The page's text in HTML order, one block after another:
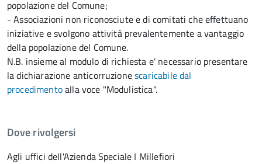
popolazione del Comune;
- Associazioni non riconosciute e di comitati che effettuano
iniziative e svolgono attività prevalentemente a vantaggio
della popolazione del Comune.
N.B. insieme al modulo di richiesta e' necessario presentare
la dichiarazione anticorruzionescaricabile dal
procedimentoalla voce "Modulistica".
Dove rivolgersi
Agli uffici dell'Azienda Speciale I Millefiori